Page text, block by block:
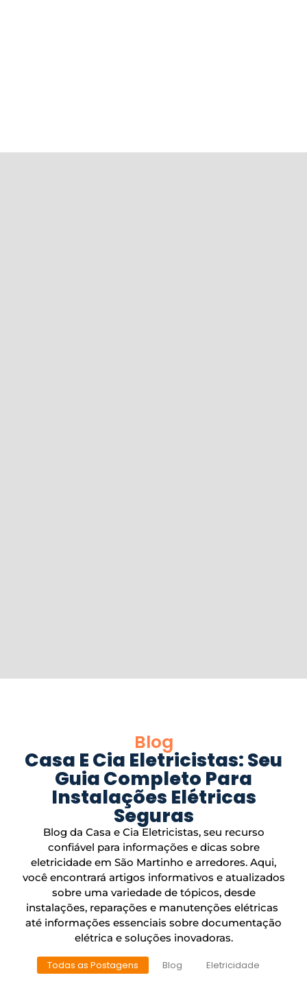
Blog
Casa E Cia Eletricistas: Seu
Guia Completo Para
Instalações Elétricas
Seguras
Blog da Casa e Cia Eletricistas, seu recurso
confiável para informações e dicas sobre
eletricidade em São Martinho e arredores. Aqui,
você encontrará artigos informativos e atualizados
sobre uma variedade de tópicos, desde
instalações, reparações e manutenções elétricas
até informações essenciais sobre documentação
elétrica e soluções inovadoras.
Todas as Postagens Blog Eletricidade